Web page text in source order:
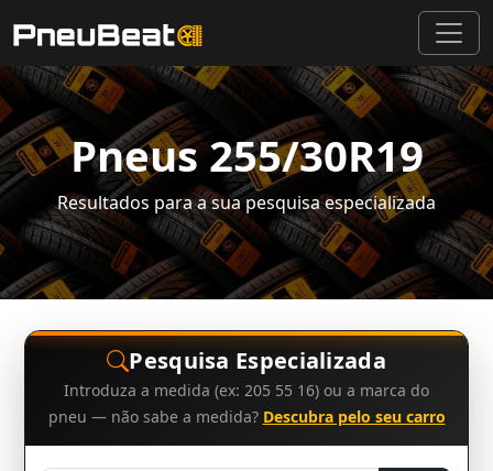
Pneus 255/30R19
Resultados para a sua pesquisa especializada
Pesquisa Especializada
Introduza a medida (ex: 205 55 16) ou a marca do
pneu — não sabe a medida? Descubra pelo seu carro